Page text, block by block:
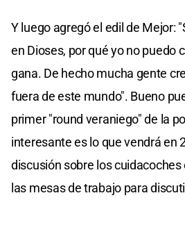
Y luego agregó el edil de Mejor:
en Dioses, por qué yo no puedo
gana. De hecho mucha gente
fuera de este mundo". Bueno
primer "round veraniego" de la
interesante es lo que vendrá en
discusión sobre los cuidacoches
las mesas de trabajo para